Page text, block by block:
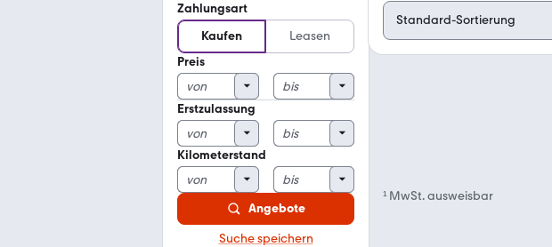
Zahlungsart
Kaufen
Leasen
Preis
Erstzulassung
Kilometerstand
Angebote
Suche speichern
¹MwSt. ausweisbar